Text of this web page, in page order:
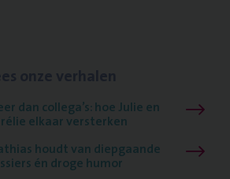
dan collega’s: hoe Julie en
elkaar versterken
houdt van diepgaande
én droge humor